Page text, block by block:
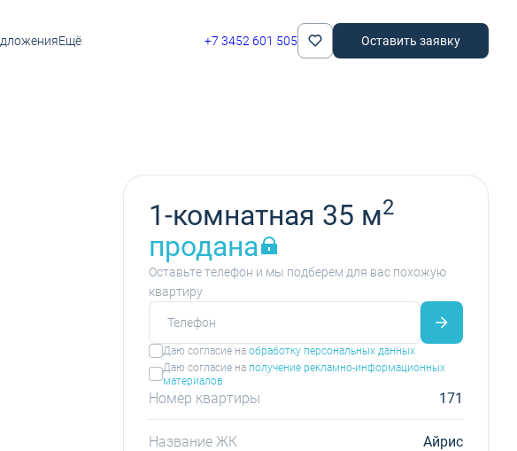
Ещё +7 3452 601 505 Оставить заявку
1-комнатная 35 м2
продана
Оставьте телефон и мы подберем для вас похожую
квартиру
Даю согласие наобработку персональных данных
Даю согласие на получение рекламно-информационных
материалов
Номер квартиры 171
Название ЖК Айрис